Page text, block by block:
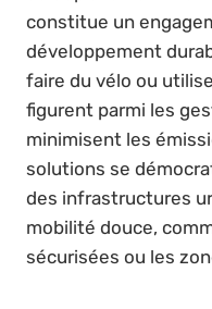
constitue un
développement
faire du vélo ou
figurent parmi les
minimisent les
solutions se
des infrastructures
mobilité douce,
sécurisées ou les